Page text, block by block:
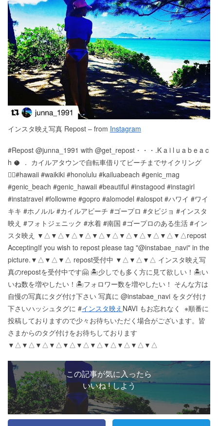
インスタ映え写真 Repost – from Instagram
#Repost @junna_1991 with @get_repost・・・.K a i l u a b e a c
h 🥥 ． カイルアタウンで自転車借りてビーチまでサイクリング
🚴‍♀️#hawaii #waikiki #honolulu #kailuabeach #genic_mag
#genic_beach #genic_hawaii #beautiful #instagood #instagirl
#instatravel #followme #gopro #alomodel #alospot #ハワイ #ワイ
キキ #ホノルル #カイルアビーチ #ゴープロ #タビジョ #インスタ
映え #フォトジェニック #水着 #南国 #ゴープロのある生活 #イン
スタ映え ▼△▼△▼△▼△▼△▼△▼△▼△▼△▼△▼△ repost
Accepting If you wish to repost please tag "@instabae_navi" in the
picture. ▼△▼△▼△ repost受付中 ▼△▼△▼△ インスタ映え写
真のrepostを受付中です🤗 🏝少しでも多く方に見て欲しい！ 🏝い
いね数を増やしたい！ 🏝フォロワー数を増やしたい！ そんな方は
自慢の写真にタグ付け下さい 写真に @instabae_navi をタグ付け
下さい️ ハッシュタグに #インスタ映え NAVI もお忘れなく ️ ※順番に
投稿しておりますので少々お待ちいただく場合がございます。 皆
さまからのタグ付けをお待ちしております
▼△▼△▼△▼△▼△▼△▼△▼△▼△▼△▼△
この記事が気に入ったら
いいね ! しよう